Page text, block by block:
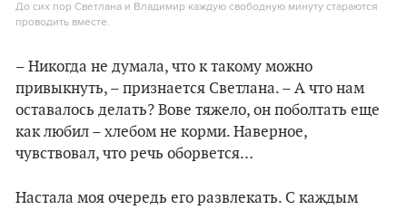
До сих пор Светлана и Владимир каждую свободную минуту стараются
проводить вместе.
– Никогда не думала, что к такому можно
привыкнуть, – признается Светлана. – А что нам
оставалось делать? Вове тяжело, он поболтать еще
как любил – хлебом не корми. Наверное,
чувствовал, что речь оборвется…
Настала моя очередь его развлекать. С каждым